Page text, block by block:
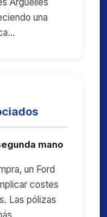
una
mano
un Ford
costes
Las pólizas